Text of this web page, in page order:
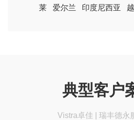
莱
爱尔兰 印度尼西亚
典型客户
Vistra卓佳 | 瑞丰德永